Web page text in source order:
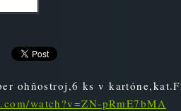
ohňostroj,6 ks v
watch?v=ZN-pRmE7bMA